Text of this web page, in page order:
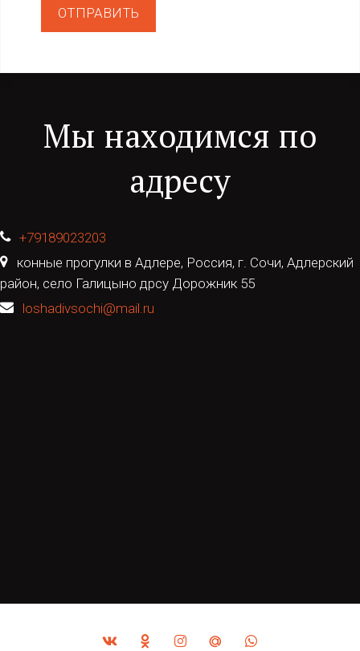
ОТПРАВИТЬ
Мы находимся по
адресу
+79189023203
конные прогулки в Адлере, Россия, г. Сочи, Адлерский
район, село Галицыно дрсу Дорожник 55
loshadivsochi@mail.ru